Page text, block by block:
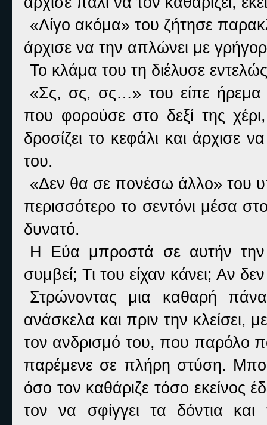
«Λίγο ακόμα» του ζήτησε
άρχισε να την απλώνει με
Το κλάμα του τη διέλυσε
«Σς, σς, σς…» του είπε ήρεμα
που φορούσε στο δεξί της
δροσίζει το κεφάλι και άρχισε
του.
«Δεν θα σε πονέσω άλλο» του
περισσότερο το σεντόνι μέσα
δυνατό.
Η Εύα μπροστά σε αυτήν την
συμβεί; Τι του είχαν κάνει; Αν
Στρώνοντας μια καθαρή
ανάσκελα και πριν την κλείσει,
τον ανδρισμό του, που παρόλο
παρέμενε σε πλήρη στύση.
όσο τον καθάριζε τόσο εκείνος
τον να σφίγγει τα δόντια